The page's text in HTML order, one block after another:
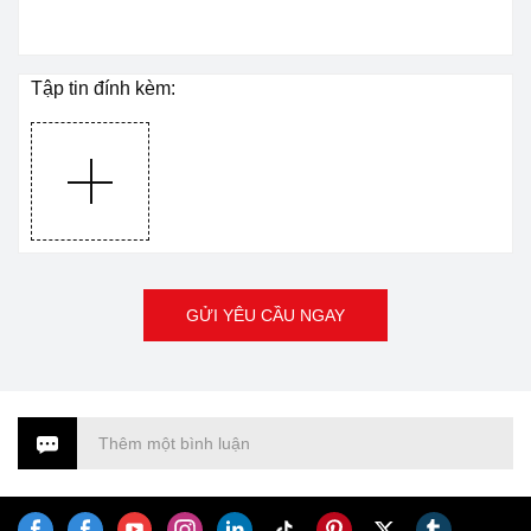
Tập tin đính kèm:
GỬI YÊU CẦU NGAY
Thêm một bình luận